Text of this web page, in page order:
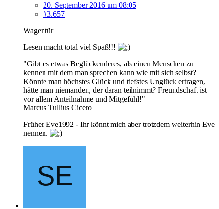
20. September 2016 um 08:05
#3.657
Wagentür
Lesen macht total viel Spaß!!!
"Gibt es etwas Beglückenderes, als einen Menschen zu
kennen mit dem man sprechen kann wie mit sich selbst?
Könnte man höchstes Glück und tiefstes Unglück ertragen,
hätte man niemanden, der daran teilnimmt? Freundschaft ist
vor allem Anteilnahme und Mitgefühl!"
Marcus Tullius Cicero
Früher Eve1992 - Ihr könnt mich aber trotzdem weiterhin Eve
nennen.